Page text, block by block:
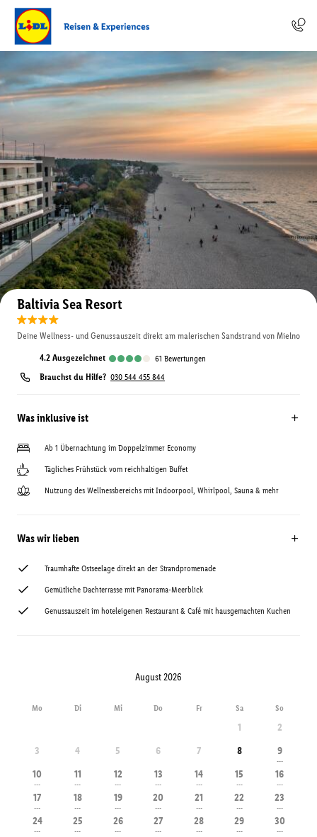
Baltivia Sea Resort
Deine Wellness- und Genussauszeit direkt am malerischen Sandstrand von Mielno
4.2 ausgezeichnet 61 Bewertungen
Brauchst du Hilfe? 030 544 455 844
Was inklusive ist
Ab 1 Übernachtung im Doppelzimmer Economy
Tägliches Frühstück vom reichhaltigen Buffet
Nutzung des Wellnessbereichs mit Indoorpool, Whirlpool, Sauna & mehr
Was wir lieben
Traumhafte Ostseelage direkt an der Strandpromenade
Gemütliche Dachterrasse mit Panorama-Meerblick
Genussauszeit im hoteleigenen Restaurant & Café mit hausgemachten Kuchen
August 2026
Mo Di Mi Do Fr Sa So
1
2
3
4 5 6 7 8 9
---
10
---
11
---
12
---
13
---
14
---
15
---
16
---
17
---
18
---
19
---
20
---
21
---
22
---
23
---
24
---
25
---
26
---
27
---
28
---
29
---
30
---